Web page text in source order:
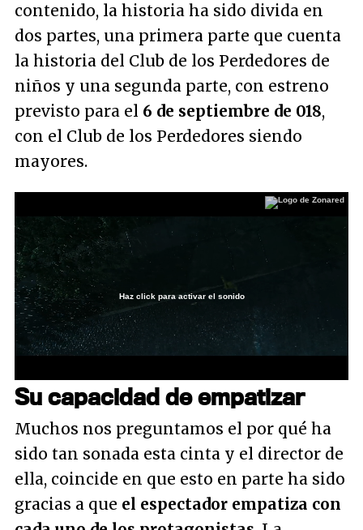
contenido, la historia ha sido divida en
dos partes, una primera parte que cuenta
la historia del Club de los Perdedores de
niños y una segunda parte, con estreno
previsto para el 6 de septiembre de 018,
con el Club de los Perdedores siendo
mayores.
Unmute
Loaded
35.52%
Haz click para activar el sonido
Su capacidad de empatizar
Muchos nos preguntamos el por qué ha
sido tan sonada esta cinta y el director de
ella, coincide en que esto en parte ha sido
gracias a que el espectador empatiza con